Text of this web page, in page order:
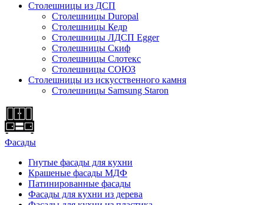
Столешницы из ДСП
Столешницы Duropal
Столешницы Кедр
Столешницы ЛДСП Egger
Столешницы Скиф
Столешницы Слотекс
Столешницы СОЮЗ
Столешницы из искусственного камня
Столешницы Samsung Staron
Фасады
Гнутые фасады для кухни
Крашеные фасады МДФ
Патинированные фасады
Фасады для кухни из дерева